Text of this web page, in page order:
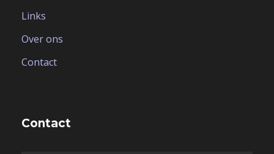
Links
Over ons
Contact
Contact